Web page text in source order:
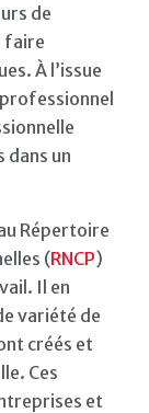
de
faire
À l’issue
dans un
Répertoire
(RNCP)
Il en
variété de
créés et
Ces
et